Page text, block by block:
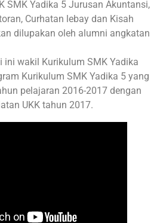
SMK Yadika 5 Jurusan Akuntansi,
Curhatan lebay dan Kisah
dilupakan oleh alumni angkatan
ini wakil Kurikulum SMK Yadika
Kurikulum SMK Yadika 5 yang
pelajaran 2016-2017 dengan
UKK tahun 2017.